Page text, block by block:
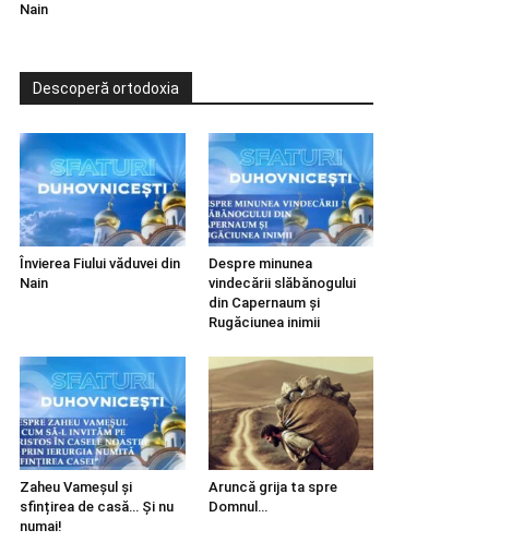
Nain
Descoperă ortodoxia
Învierea Fiului văduvei din
Nain
Despre minunea
vindecării slăbănogului
din Capernaum și
Rugăciunea inimii
Zaheu Vameșul și
sfințirea de casă… Și nu
numai!
Aruncă grija ta spre
Domnul…